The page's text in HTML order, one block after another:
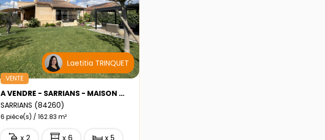
Laetitia TRINQUET
VENTE
A VENDRE - SARRIANS - MAISON AVEC JARDIN ET DEPENDANCES
SARRIANS (84260)
6 pièce(s) / 162.83 m²